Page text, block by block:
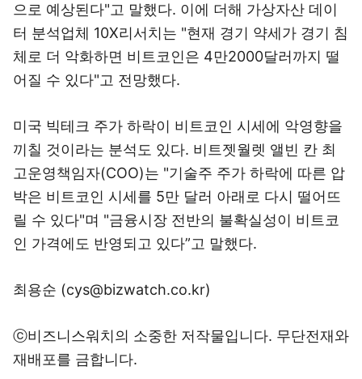
으로 예상된다"고 말했다. 이에 더해 가상자산 데이
터 분석업체 10X리서치는 "현재 경기 약세가 경기 침
체로 더 악화하면 비트코인은 4만2000달러까지 떨
어질 수 있다"고 전망했다.
미국 빅테크 주가 하락이 비트코인 시세에 악영향을
끼칠 것이라는 분석도 있다. 비트젯월렛 앨빈 칸 최
고운영책임자(COO)는 "기술주 주가 하락에 따른 압
박은 비트코인 시세를 5만 달러 아래로 다시 떨어뜨
릴 수 있다"며 "금융시장 전반의 불확실성이 비트코
인 가격에도 반영되고 있다”고 말했다.
최용순 (cys@bizwatch.co.kr)
ⓒ비즈니스워치의 소중한 저작물입니다. 무단전재와
재배포를 금합니다.